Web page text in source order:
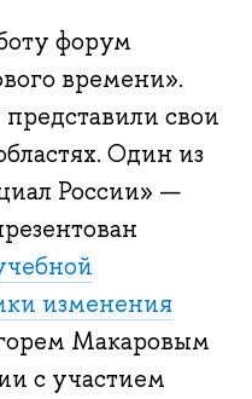
форум
времени».
свои
Один из
России» —
изменения
Макаровым
с участием